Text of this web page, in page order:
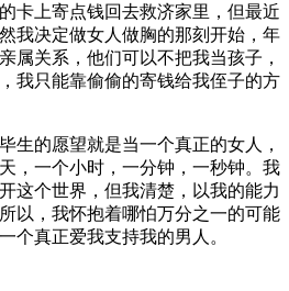
卡上寄点钱回去救济家里，但最近
我决定做女人做胸的那刻开始，年
属关系，他们可以不把我当孩子，
我只能靠偷偷的寄钱给我侄子的方
生的愿望就是当一个真正的女人，
，一个小时，一分钟，一秒钟。我
这个世界，但我清楚，以我的能力
以，我怀抱着哪怕万分之一的可能
个真正爱我支持我的男人。